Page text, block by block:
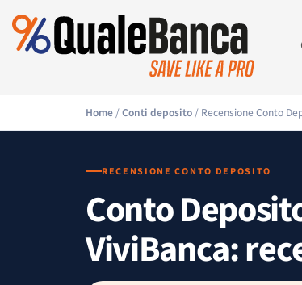
Home/Conti deposito/ Recensione Conto
RECENSIONE CONTO DEPOSITO
Conto
ViviBanca: